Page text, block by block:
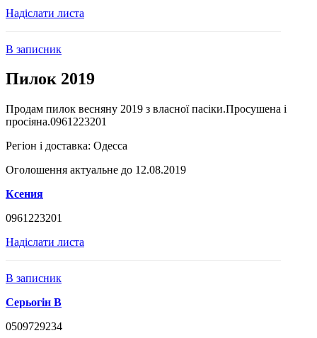
Надіслати листа
В записник
Пилок 2019
Продам пилок весняну 2019 з власної пасіки.Просушена і
просіяна.0961223201
Регіон і доставка: Одесса
Оголошення актуальне до 12.08.2019
Ксения
0961223201
Надіслати листа
В записник
Серьогін В
0509729234